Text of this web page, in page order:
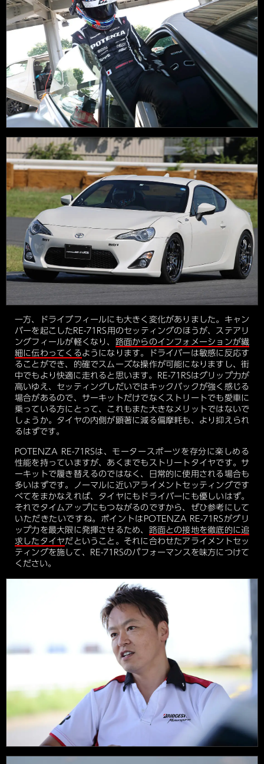
一方、ドライブフィールにも大きく変化がありました。キャン
バーを起こしたRE-71RS用のセッティングのほうが、ステアリ
ングフィールが軽くなり、 路面からのインフォメーションが繊
細に伝わってくるようになります。ドライバーは敏感に反応す
ることができ、的確でスムーズな操作が可能になりますし、街
中でもより快適に走れると思います。RE-71RSはグリップ力が
高いゆえ、セッティングしだいではキックバックが強く感じる
場合があるので、サーキットだけでなくストリートでも愛車に
乗っている方にとって、これもまた大きなメリットではないで
しょうか。タイヤの内側が顕著に減る偏摩耗も、より抑えられ
るはずです。
POTENZA RE-71RSは、モータースポーツを存分に楽しめる
性能を持っていますが、あくまでもストリートタイヤです。サ
ーキットで履き替えるのではなく、日常的に使用される場合も
多いはずです。ノーマルに近いアライメントセッティングです
べてをまかなえれば、タイヤにもドライバーにも優しいはず。
それでタイムアップにもつながるのですから、ぜひ参考にして
いただきたいですね。ポイントはPOTENZA RE-71RSがグリ
ップ力を最大限に発揮させるため、
路面との接地を徹底的に追
求したタイヤだということ。それに合わせたアライメントセッ
ティングを施して、RE-71RSのパフォーマンスを味方につけて
ください。